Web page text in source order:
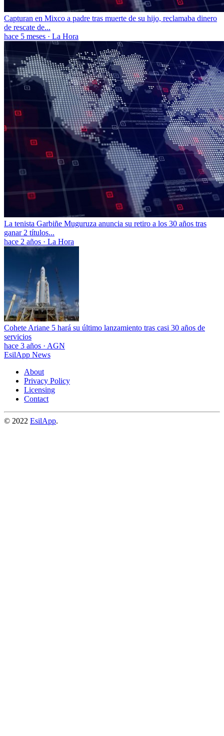
Capturan en Mixco a padre tras muerte de su hijo, reclamaba dinero
de rescate de...
hace 5 meses · La Hora
La tenista Garbiñe Muguruza anuncia su retiro a los 30 años tras
ganar 2 títulos...
hace 2 años · La Hora
Cohete Ariane 5 hará su último lanzamiento tras casi 30 años de
servicios
hace 3 años · AGN
EsilApp News
About
Privacy Policy
Licensing
Contact
© 2022 EsilApp.